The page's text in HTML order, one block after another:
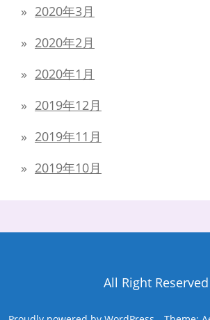
2020年3月
2020年2月
2020年1月
2019年12月
2019年11月
2019年10月
All Right Reserved